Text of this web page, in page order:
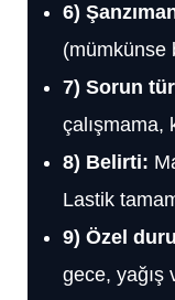
6)
(mümkünse
7) Sorun
çalışmama,
8) Belirti:
Lastik
9) Özel
gece, yağış